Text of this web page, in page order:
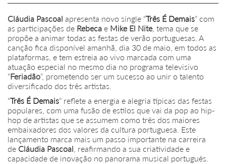
Cláudia Pascoal apresenta novo single “Três É Demais” com
as participações de Rebeca e Mike El Nite, tema que se
propõe a animar todas as festas de verão portuguesas. A
canção fica disponível amanhã, dia 30 de maio, em todos as
plataformas, e tem estreia ao vivo marcada com uma
atuação especial no mesmo dia no programa televisivo
“Feriadão”, prometendo ser um sucesso ao unir o talento
diversificado dos três artistas.
“Três É Demais” reflete a energia e alegria típicas das festas
populares, com uma fusão de estilos que vai da pop ao hip-
hop de artistas que se assumem como três dos maiores
embaixadores dos valores da cultura portuguesa. Este
lançamento marca mais um passo importante na carreira
de Cláudia Pascoal , reafirmando a sua criatividade e
capacidade de inovação no panorama musical português.